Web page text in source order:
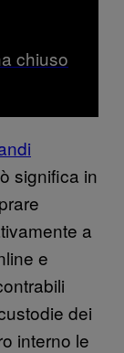
chiuso
significa in
a
e
dei
interno le